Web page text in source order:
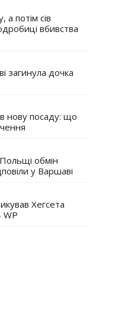
а потім сів
вбивства
загинула дочка
нову посаду: що
обмін
у Варшаві
Хегсета
WP